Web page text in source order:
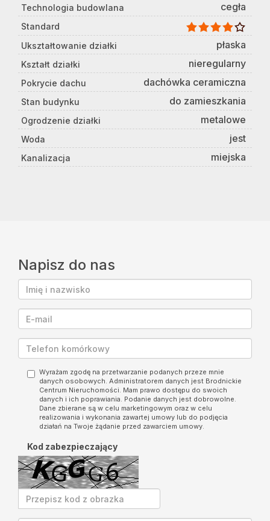
Technologia budowlana cegła
Standard
Ukształtowanie działki
płaska
Kształt działki nieregularny
Pokrycie dachu dachówka ceramiczna
Stan budynku do zamieszkania
Ogrodzenie działki metalowe
Woda jest
Kanalizacja miejska
Napisz do nas
Wyrażam zgodę na przetwarzanie podanych przeze mnie
danych osobowych. Administratorem danych jest Brodnickie
Centrum Nieruchomości. Mam prawo dostępu do swoich
danych i ich poprawiania. Podanie danych jest dobrowolne.
Dane zbierane są w celu marketingowym oraz w celu
realizowania i wykonania zawartej umowy lub do podjęcia
działań na Twoje żądanie przed zawarciem umowy.
Kod zabezpieczający